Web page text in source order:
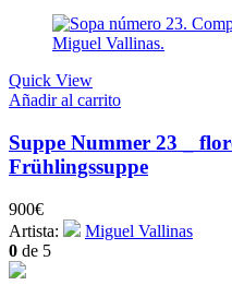
Quick View
Añadir al carrito
Suppe Nummer 23 _
Frühlingssuppe
900€
Artista:
Miguel Vallinas
0 de 5